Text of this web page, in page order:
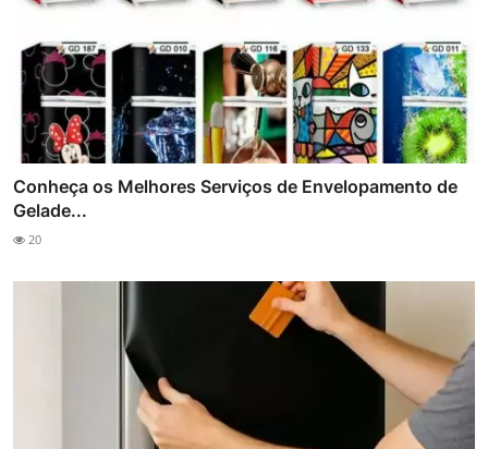
Conheça os Melhores Serviços de Envelopamento de
Gelade...
20